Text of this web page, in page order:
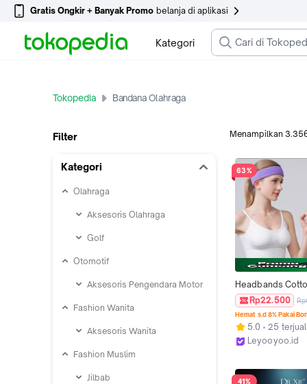
Gratis Ongkir + Banyak Promo belanja di aplikasi
Kategori
Tokopedia Bandana Olahraga
Filter
Kategori
Olahraga
Aksesoris Olahraga
Golf
Otomotif
Aksesoris Pengendara Motor
Fashion Wanita
Aksesoris Wanita
Fashion Muslim
Jilbab
Menampilkan
63%
Headbands
Olahraga Sweat
Wanita Dan Pria
Antiperspirant
Lembut Ikat
Premium
Gym Fitness
Rp22.500
Hemat s.d 8% Pakai
5.0
25 terjual
Leyooyoo.id
41%